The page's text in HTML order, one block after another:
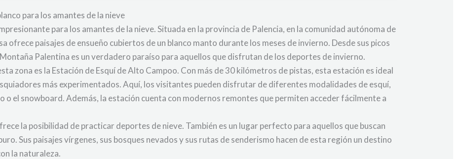
para los amantes de la nieve
para los amantes de la nieve. Situada en la provincia de Palencia, en la comunidad autónoma de
ofrece paisajes de ensueño cubiertos de un blanco manto durante los meses de invierno. Desde sus picos
Palentina es un verdadero paraíso para aquellos que disfrutan de los deportes de invierno.
zona es la Estación de Esquí de Alto Campoo. Con más de 30 kilómetros de pistas, esta estación es ideal
más experimentados. Aquí, los visitantes pueden disfrutar de diferentes modalidades de esquí,
o el snowboard. Además, la estación cuenta con modernos remontes que permiten acceder fácilmente a
la posibilidad de practicar deportes de nieve. También es un lugar perfecto para aquellos que buscan
Sus paisajes vírgenes, sus bosques nevados y sus rutas de senderismo hacen de esta región un destino
la naturaleza.